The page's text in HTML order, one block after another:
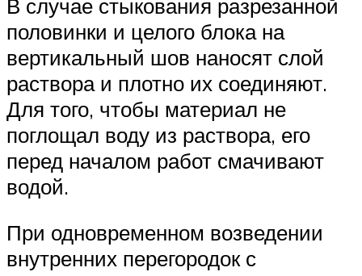
В случае стыкования разрезанной
половинки и целого блока на
вертикальный шов наносят слой
раствора и плотно их соединяют.
Для того, чтобы материал не
поглощал воду из раствора, его
перед началом работ смачивают
водой.
При одновременном возведении
внутренних перегородок с